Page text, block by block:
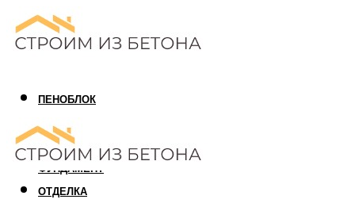
ПЕНОБЛОК
ГАЗОБЛОК
АРБОЛИТОВЫЙ БЛОК
ФУНДАМЕНТ
ОТДЕЛКА